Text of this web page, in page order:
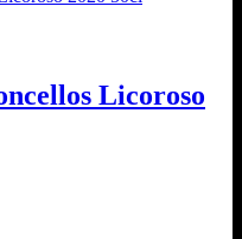
Licoroso